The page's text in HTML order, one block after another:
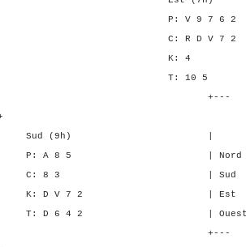
3 P: V 9 7
C: R D V
3 K:
V 9 7 3 T:
| SA P C
5 | Nord - -
| Sud - -
7 2 | Est - 4
4 2 | Ouest - 4